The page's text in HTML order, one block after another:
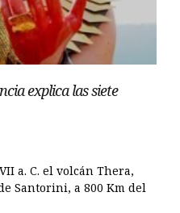
explica las siete
a. C. el volcán Thera,
Santorini, a 800 Km del